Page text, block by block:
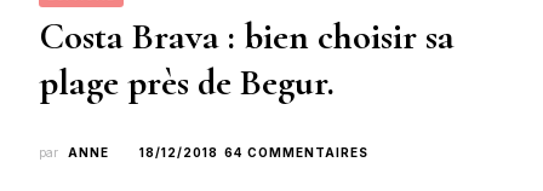
Costa Brava : bien choisir sa
plage près de Begur.
par ANNE 18/12/2018 64 COMMENTAIRES